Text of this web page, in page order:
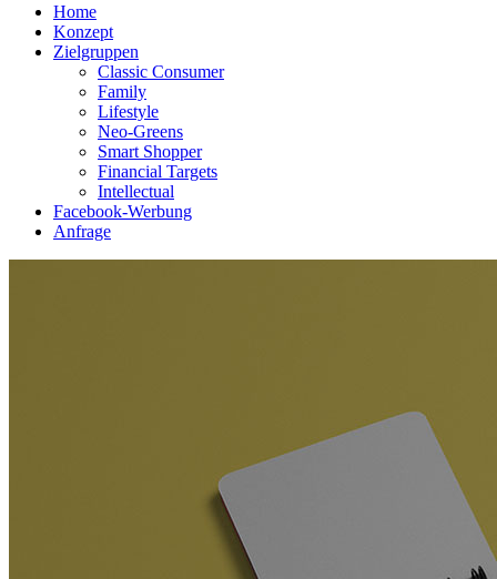
Home
Konzept
Zielgruppen
Classic Consumer
Family
Lifestyle
Neo-Greens
Smart Shopper
Financial Targets
Intellectual
Facebook-Werbung
Anfrage